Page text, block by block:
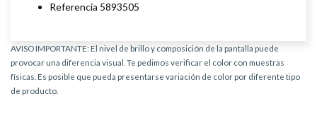
Referencia 5893505
AVISO IMPORTANTE: El nivel de brillo y composición de la pantalla puede
provocar una diferencia visual. Te pedimos verificar el color con muestras
físicas. Es posible que pueda presentarse variación de color por diferente tipo
de producto.